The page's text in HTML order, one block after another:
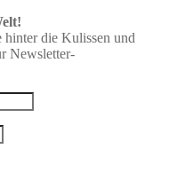
die Kulissen und
Newsletter-